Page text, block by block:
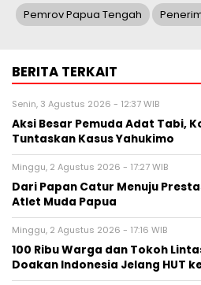
Pemrov Papua Tengah
BERITA TERKAIT
Senin, 3 Agustus 2026 - 12:37 WIB
Aksi Besar Pemuda Adat Tabi,
Tuntaskan Kasus Yahukimo
Minggu, 2 Agustus 2026 - 17:27 WIB
Dari Papan Catur Menuju
Atlet Muda Papua
Minggu, 2 Agustus 2026 - 17:16 WIB
100 Ribu Warga dan Tokoh
Doakan Indonesia Jelang HUT